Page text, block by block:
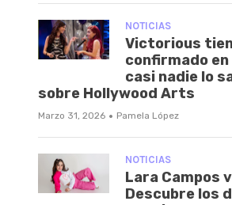
NOTICIAS
Victorious
confirmado
casi nadie lo
sobre Hollywood Arts
Marzo 31, 2026 · Pamela López
NOTICIAS
Lara Campos
Descubre los